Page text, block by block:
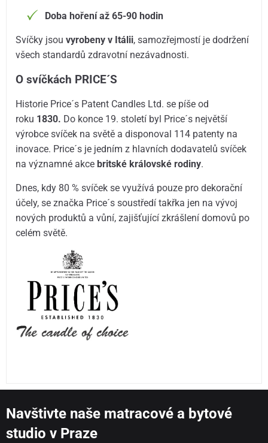
Doba hoření až 65-90 hodin
Svíčky jsouvyrobeny v Itálii, samozřejmostí je dodržení
všech standardů zdravotní nezávadnosti.
O svíčkách PRICE´S
Historie Price´s Patent Candles Ltd. se píše od
roku 1830. Do konce 19. století byl Price´s největší
výrobce svíček na světě a disponoval 114 patenty na
inovace. Price´s je jedním z hlavních dodavatelů svíček
na významné akcebritské královské rodiny.
Dnes, kdy 80 % svíček se využívá pouze pro dekorační
účely, se značka Price´s soustředí takřka jen na vývoj
nových produktů a vůní, zajišťující zkrášlení domovů po
celém světě.
Navštivte naše matracové a bytové
studio v Praze